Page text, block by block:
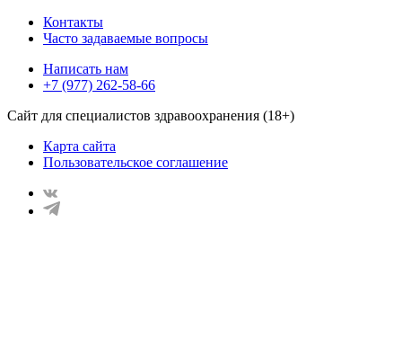
Контакты
Часто задаваемые вопросы
Написать нам
+7 (977) 262-58-66
Сайт для специалистов здравоохранения (18+)
Карта сайта
Пользовательское соглашение